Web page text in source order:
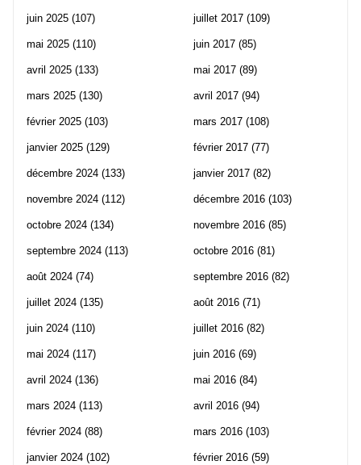
juin 2025 (107)
mai 2025 (110)
avril 2025 (133)
mars 2025 (130)
février 2025 (103)
janvier 2025 (129)
décembre 2024 (133)
novembre 2024 (112)
octobre 2024 (134)
septembre 2024 (113)
août 2024 (74)
juillet 2024 (135)
juin 2024 (110)
mai 2024 (117)
avril 2024 (136)
mars 2024 (113)
février 2024 (88)
janvier 2024 (102)
juillet 2017 (109)
juin 2017 (85)
mai 2017 (89)
avril 2017 (94)
mars 2017 (108)
février 2017 (77)
janvier 2017 (82)
décembre 2016 (103)
novembre 2016 (85)
octobre 2016 (81)
septembre 2016 (82)
août 2016 (71)
juillet 2016 (82)
juin 2016 (69)
mai 2016 (84)
avril 2016 (94)
mars 2016 (103)
février 2016 (59)